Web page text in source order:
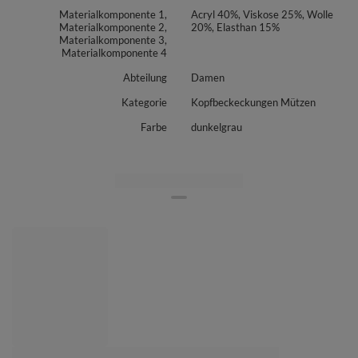
universelle Stil kombiniert mit sorgfältiger Verarbeitung eignet sich
perfekt für alltägliche Aktivitäten, aber auch für ein paar Tagesausflüge
außerhalb der Stadt, zum Skifahren oder Wandern in den
Bergen.Vivisence bietet leichtere Modelle für Herbsttage sowie typische
Winterhüte (Hut, Mütze, Beanie) mit einer warmen Eroberung, um
winterliche Temperaturen, Schnee oder Wind zu überstehen. Das in dem
Untersichten unseren Mützen verwendete Vlies ist mit einer speziellen
Beschichtung versehen, die die elektrisierende Wirkung der Haare
reduziert.Für verschiedene Modelle finden Sie passendes Zubehör (wie
Materialkomponente 1,
Materialkomponente 2,
Materialkomponente 3,
Materialkomponente 4
Acryl 40%, Viskose 25%, Wolle
20%, Elasthan 15%
Abteilung
Damen
Kategorie
Kopfbeckeckungen Mützen
Farbe
dunkelgrau